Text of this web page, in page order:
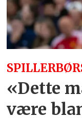
«Dette
være